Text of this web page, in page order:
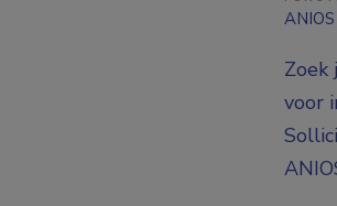
ANIOS
Zoek
voor